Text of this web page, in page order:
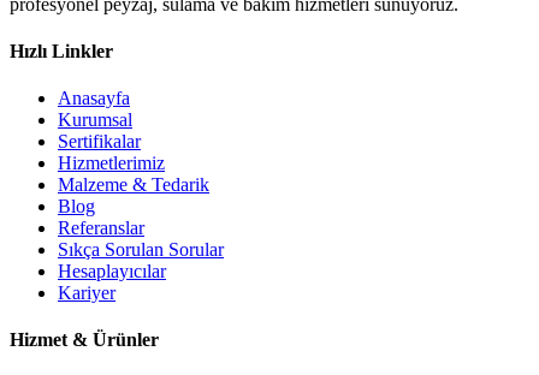
Hızlı Linkler
Anasayfa
Kurumsal
Sertifikalar
Hizmetlerimiz
Malzeme & Tedarik
Blog
Referanslar
Sıkça Sorulan Sorular
Hesaplayıcılar
Kariyer
Hizmet & Ürünler